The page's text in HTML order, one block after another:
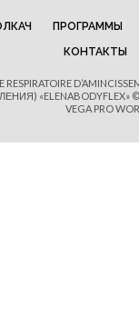
ПРОГРАММЫ
КОНТАКТЫ
RESPIRATOIRE
«ELENABODYFLEX»
VEGA PRO